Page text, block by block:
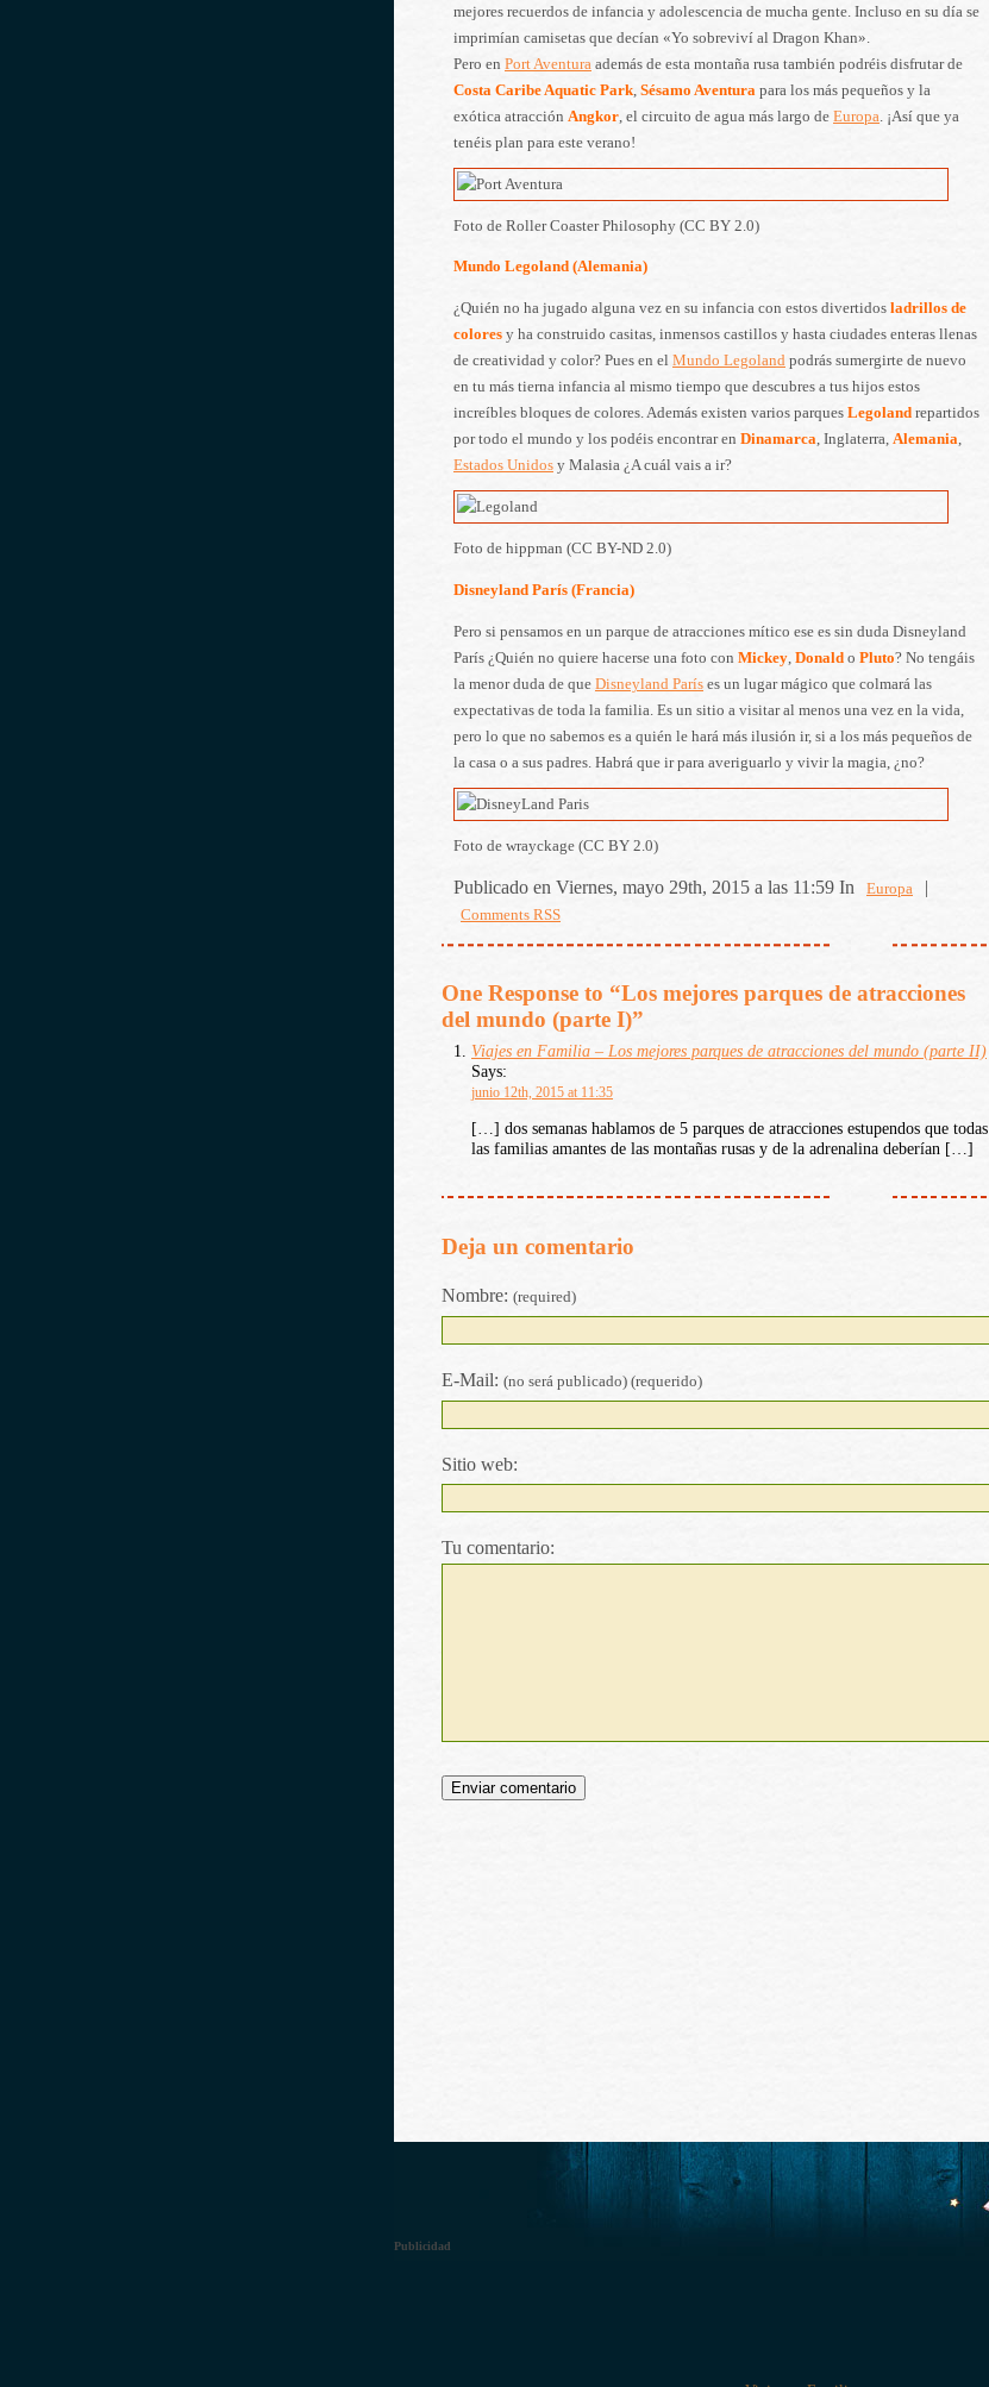
mejores recuerdos de infancia y adolescencia de mucha gente. Incluso en su día se
imprimían camisetas que decían «Yo sobreviví al Dragon Khan».
Pero en Port Aventura además de esta montaña rusa también podréis disfrutar de
Costa Caribe Aquatic Park Sésamo Aventura para los más pequeños y la
exótica atracción Angkor , el circuito de agua más largo de Europa . ¡Así que ya
tenéis plan para este verano!
Foto de Roller Coaster Philosophy (CC BY 2.0)
Mundo Legoland (Alemania)
¿Quién no ha jugado alguna vez en su infancia con estos divertidos ladrillos de
colores y ha construido casitas, inmensos castillos y hasta ciudades enteras llenas
de creatividad y color? Pues en el Mundo Legoland podrás sumergirte de nuevo
en tu más tierna infancia al mismo tiempo que descubres a tus hijos estos
increíbles bloques de colores. Además existen varios parques Legoland repartidos
por todo el mundo y los podéis encontrar en Dinamarca, Inglaterra, Alemania,
Estados Unidos y Malasia ¿A cuál vais a ir?
Foto de hippman (CC BY-ND 2.0)
Disneyland París (Francia)
Pero si pensamos en un parque de atracciones mítico ese es sin duda Disneyland
París ¿Quién no quiere hacerse una foto con Mickey Donald o Pluto? No tengáis
la menor duda de que Disneyland París es un lugar mágico que colmará las
expectativas de toda la familia. Es un sitio a visitar al menos una vez en la vida,
pero lo que no sabemos es a quién le hará más ilusión ir, si a los más pequeños de
la casa o a sus padres. Habrá que ir para averiguarlo y vivir la magia, ¿no?
Foto de wrayckage (CC BY 2.0)
Publicado en Viernes, mayo 29th, 2015 a las 11:59 In Europa |
Comments RSS
One Response to “Los mejores parques de atracciones
del mundo (parte I)”
Viajes en Familia – Los mejores parques de atracciones del mundo (parte II)
Says:
junio 12th, 2015 at 11:35
[…] dos semanas hablamos de 5 parques de atracciones estupendos que todas
las familias amantes de las montañas rusas y de la adrenalina deberían […]
Deja un comentario
Nombre: (required)
E-Mail: (no será publicado) (requerido)
Sitio web:
Tu comentario:
Publicidad